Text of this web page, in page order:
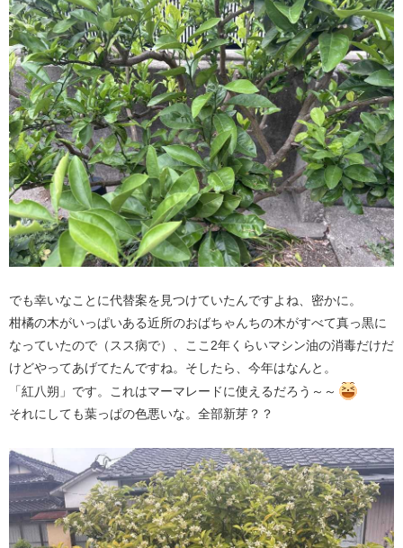
でも幸いなことに代替案を見つけていたんですよね、密かに。
柑橘の木がいっぱいある近所のおばちゃんちの木がすべて真っ黒に
なっていたので（スス病で）、ここ2年くらいマシン油の消毒だけだ
けどやってあげてたんですね。そしたら、今年はなんと。
「紅八朔」です。これはマーマレードに使えるだろう～～
それにしても葉っぱの色悪いな。全部新芽？？